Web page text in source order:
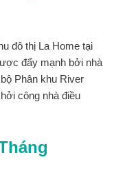
đô thị La Home tại
đẩy mạnh bởi nhà
Phân khu River
công nhà điều